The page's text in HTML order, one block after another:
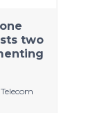
two